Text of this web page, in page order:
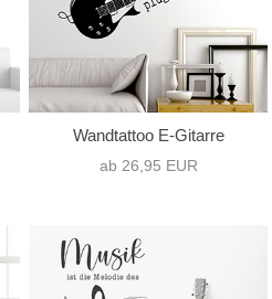
Wandtattoo E-Gitarre
ab 26,95 EUR